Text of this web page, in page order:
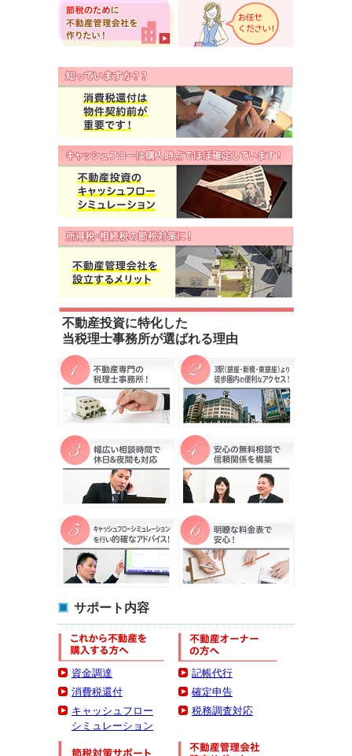
不動産投資に特化した
当税理士事務所が選ばれる理由
サポート内容
資金調達
消費税還付
キャッシュフロー
シミュレーション
記帳代行
確定申告
税務調査対応